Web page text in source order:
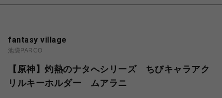
fantasy village
池袋PARCO
【原神】灼熱のナタへシリーズ ちびキャラアク
リルキーホルダー ムアラニ